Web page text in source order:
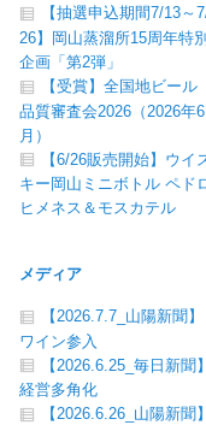
【抽選申込期間7/13～
26】岡山蒸溜所15周年特別
企画「第2弾」
【受賞】全国地ビール
品質審査会2026（2026年6
月）
【6/26販売開始】ウイ
キー岡山ミニボトル ペド
ヒメネス＆モスカテル
メディア
【2026.7.7_山陽新聞】
ワイン参入
【2026.6.25_毎日新聞】
経営多角化
【2026.6.26_山陽新聞】